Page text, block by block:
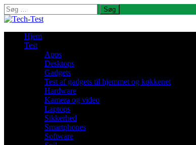
Søg
efter:
Hjem
Test
Apps
Desktops
Gadgets
Test af gadgets til hjemmet og køkkenet
Hardware
Kamera og video
Laptops
Sikkerhed
Smartphones
Software